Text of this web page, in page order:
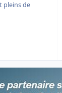
pleins de